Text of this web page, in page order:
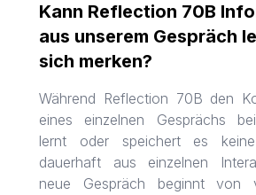
Kann Reflection 70B
aus unserem Gespräch
sich merken?
Während Reflection 70B den
eines einzelnen Gesprächs
lernt oder speichert es keine
dauerhaft aus einzelnen
neue Gespräch beginnt von